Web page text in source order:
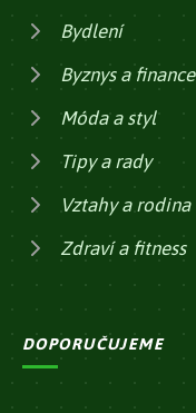
Bydlení
Byznys a finance
Móda a styl
Tipy a rady
Vztahy a rodina
Zdraví a fitness
DOPORUČUJEME